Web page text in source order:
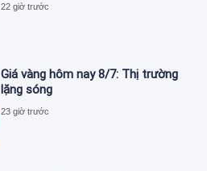
22 giờ trước
Giá vàng hôm nay 8/7: Thị trường
lặng sóng
23 giờ trước